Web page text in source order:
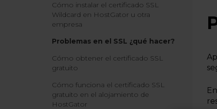
Cómo instalar el certificado SSL
Wildcard en HostGator u otra
empresa
Problemas en el SSL ¿qué hacer?
Cómo obtener el certificado SSL
gratuito
Cómo funciona el certificado SSL
gratuito en el alojamiento de
HostGator